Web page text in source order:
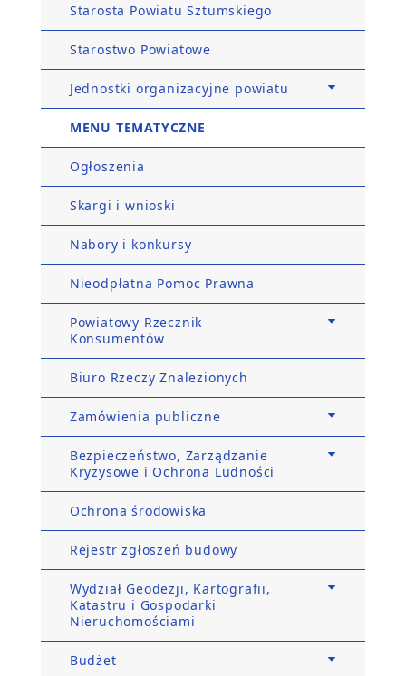
Starosta Powiatu Sztumskiego
Starostwo Powiatowe
Jednostki organizacyjne powiatu
MENU TEMATYCZNE
Ogłoszenia
Skargi i wnioski
Nabory i konkursy
Nieodpłatna Pomoc Prawna
Powiatowy Rzecznik
Konsumentów
Biuro Rzeczy Znalezionych
Zamówienia publiczne
Bezpieczeństwo, Zarządzanie
Kryzysowe i Ochrona Ludności
Ochrona środowiska
Rejestr zgłoszeń budowy
Wydział Geodezji, Kartografii,
Katastru i Gospodarki
Nieruchomościami
Budżet